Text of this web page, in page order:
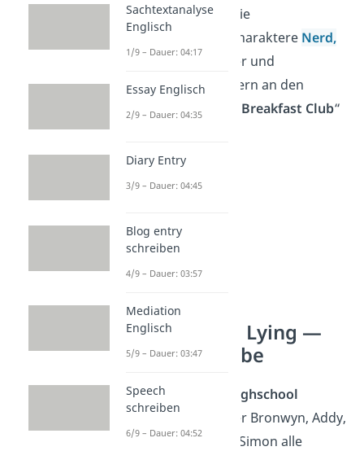
Schon gewusst?
Die
stereotypischen Charaktere Nerd,
Prinzessin, Sportler und
Außenseiter erinnern an den
Filmklassiker „
The Breakfast Club“
One of Us Is Lying —
Inhaltsangabe
An der
Bayview Highschool
müssen die Schüler Bronwyn, Addy,
Nate, Cooper und Simon alle
Sachtextanalyse
Englisch
1/9 – Dauer: 04:17
Essay Englisch
2/9 – Dauer: 04:35
Diary Entry
3/9 – Dauer: 04:45
Blog entry
schreiben
4/9 – Dauer: 03:57
Mediation
Englisch
5/9 – Dauer: 03:47
Speech
schreiben
6/9 – Dauer: 04:52